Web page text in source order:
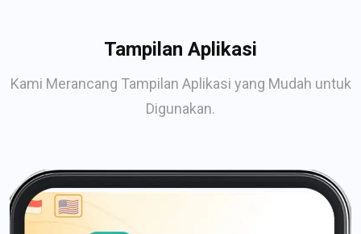
Tampilan Aplikasi
Kami Merancang Tampilan Aplikasi yang Mudah untuk
Digunakan.